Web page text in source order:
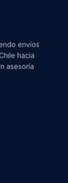
envíos
hacia
asesoría